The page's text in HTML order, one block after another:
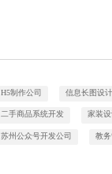
H5制作公司 信息长图设
二手商品系统开发 家装设
苏州公众号开发公司 教